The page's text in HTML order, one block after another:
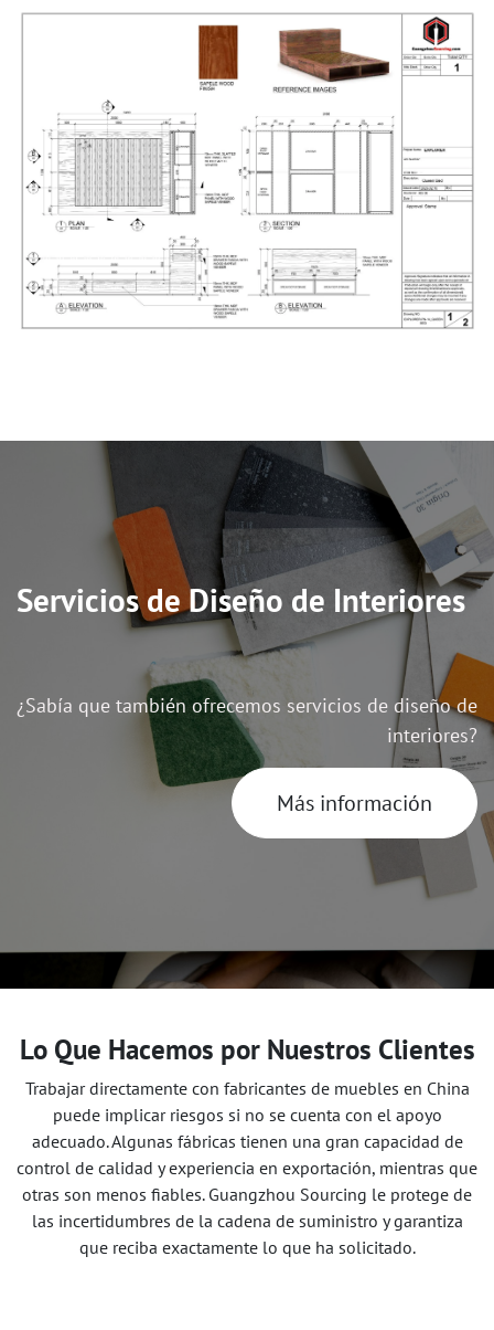
Servicios de Diseño de Interiores
¿Sabía que también ofrecemos servicios de diseño de
interiores?
Más información
Lo Que Hacemos por Nuestros Clientes
Trabajar directamente con fabricantes de muebles en China
puede implicar riesgos si no se cuenta con el apoyo
adecuado. Algunas fábricas tienen una gran capacidad de
control de calidad y experiencia en exportación, mientras que
otras son menos fiables. Guangzhou Sourcing le protege de
las incertidumbres de la cadena de suministro y garantiza
que reciba exactamente lo que ha solicitado.